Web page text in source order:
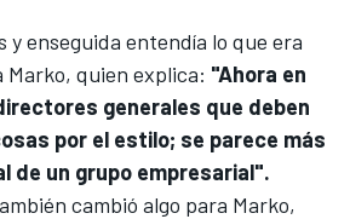
y enseguida entendía lo que era
quien explica: "Ahora en
generales que deben
por el estilo; se parece más
de un grupo empresarial".
cambió algo para Marko,